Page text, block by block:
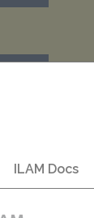
ILAM Docs